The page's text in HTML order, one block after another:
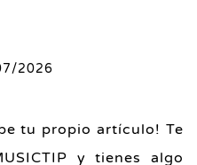
2026
tu propio artículo! Te
y tienes algo